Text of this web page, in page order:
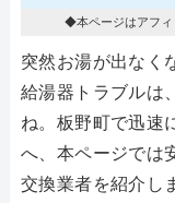
◆本ページはアフィ
突然お湯が出なく
給湯器トラブルは
ね。板野町で迅速
へ、本ページでは
交換業者を紹介し